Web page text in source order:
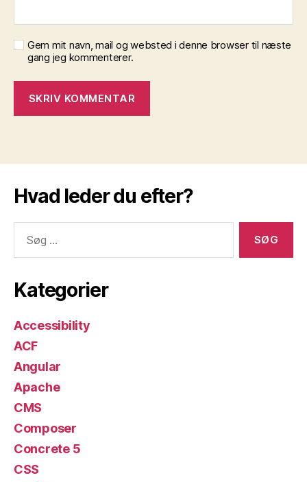
Gem mit navn, mail og websted i denne browser til næste
gang jeg kommenterer.
Hvad leder du efter?
efter:
Kategorier
Accessibility
ACF
Angular
Apache
CMS
Composer
Concrete 5
CSS